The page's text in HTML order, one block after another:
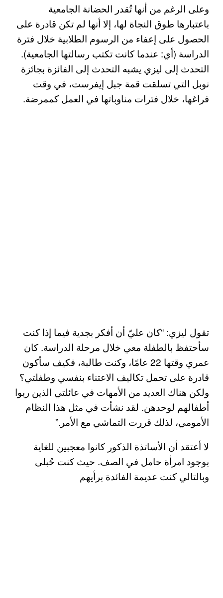
وعلى الرغم من أنها تُقدر الحضانة الجامعية
باعتبارها طوق النجاة لها، إلا أنها لم تكن قادرة على
الحصول على إعفاء من الرسوم الطلابية خلال فترة
الدراسة (أي: عندما كانت تكتب رسالتها الجامعية).
التحدث إلى ليزي يشبه التحدث إلى الفائزة بجائزة
نوبل التي تسلقت قمة جبل إيفرست، في وقت
فراغها، خلال فترات مناوباتها في العمل كممرضة.
تقول ليزي: “كان عليّ أن أفكر بجدية فيما إذا كنت
سأحتفظ بالطفلة معي خلال مرحلة الدراسة. كان
عمري وقتها 22 عامًا، وكنت طالبة، فكيف سأكون
قادرة على تحمل تكاليف الاعتناء بنفسي وطفلتي؟
ولكن هناك العديد من الأمهات في عائلتي الذين ربوا
أطفالهم لوحدهن. لقد نشأت في مثل هذا النظام
الأمومي، لذلك قررت التماشي مع الأمر.”
لا أعتقد أن الأساتذة الذكور كانوا معجبين للغاية
بوجود امرأة حامل في الصف. حيث كنت حُبلى
وبالتالي كنت عديمة الفائدة برأيهم